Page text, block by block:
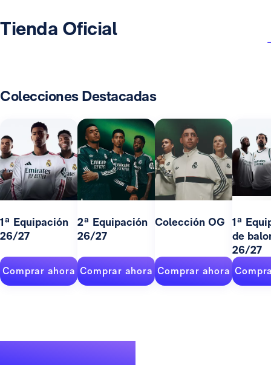
Tienda Oficial
Colecciones Destacadas
1ª Equipación
26/27
Comprar ahora
2ª Equipación
26/27
Comprar ahora
Colección OG
Comprar ahora
1ª
de
26/27